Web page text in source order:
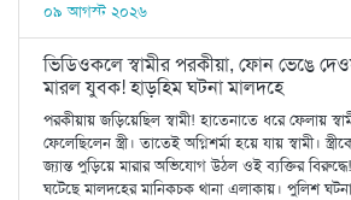
০৯ আগস্ট ২০২৬
ভিডিওকলে স্বামীর পরকীয়া, ফোন ভেঙে
মারল যুবক! হাড়হিম ঘটনা মালদহে
পরকীয়ায় জড়িয়েছিল স্বামী! হাতেনাতে ধরে ফেলায়
ফেলেছিলেন স্ত্রী। তাতেই অগ্নিশর্মা হয়ে যায় স্বামী।
জ্যান্ত পুড়িয়ে মারার অভিযোগ উঠল ওই ব্যক্তির
ঘটেছে মালদহের মানিকচক থানা এলাকায়। পুলিশ